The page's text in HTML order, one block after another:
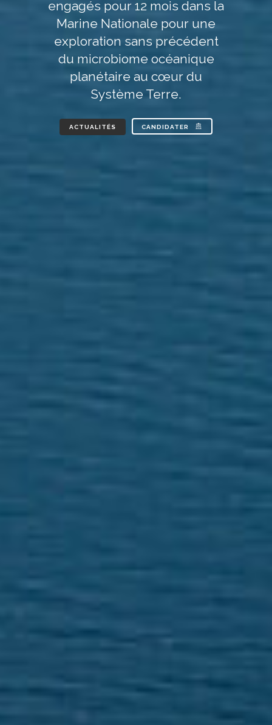
engagés pour 12 mois dans la
Marine Nationale pour une
exploration sans précédent
du microbiome océanique
planétaire au cœur du
Système Terre.
ACTUALITÉS CANDIDATER